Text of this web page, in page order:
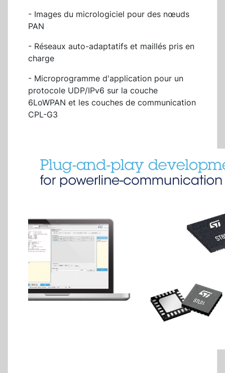
- Images du micrologiciel pour des nœuds
PAN
- Réseaux auto-adaptatifs et maillés pris en
charge
- Microprogramme d'application pour un
protocole UDP/IPv6 sur la couche
6LoWPAN et les couches de communication
CPL-G3